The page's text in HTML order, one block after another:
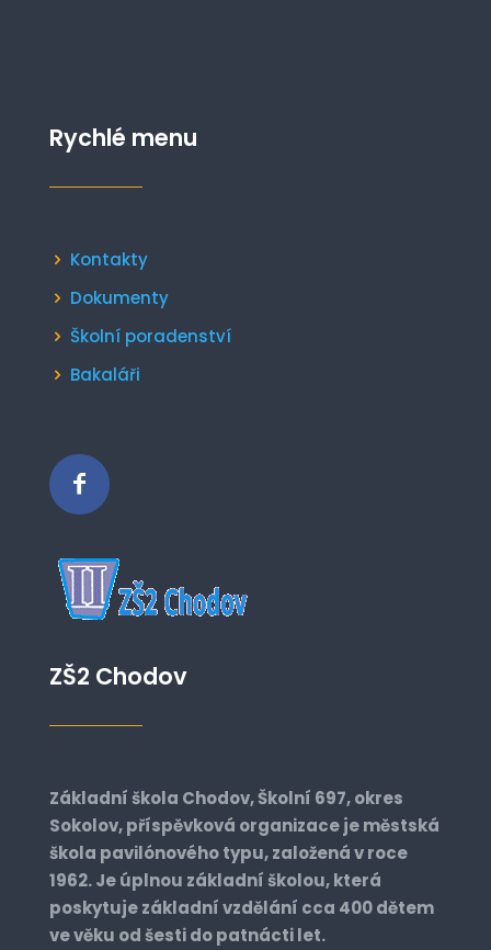
Rychlé menu
Kontakty
Dokumenty
Školní poradenství
Bakaláři
ZŠ2 Chodov
Základní škola Chodov, Školní 697, okres
Sokolov, příspěvková organizace je městská
škola pavilónového typu, založená v roce
1962. Je úplnou základní školou, která
poskytuje základní vzdělání cca 400 dětem
ve věku od šesti do patnácti let.